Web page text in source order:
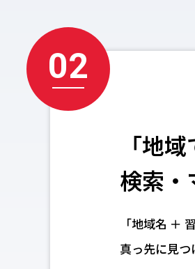
02
「地
検索・
「地域名 ＋
真っ先に見